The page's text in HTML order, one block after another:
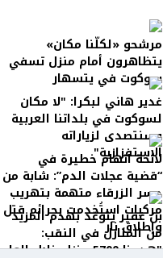
مرشحو «لكلّنا مكان»
يتظاهرون أمام منزل تسفي
سوكوت في يتسهار
غدير هاني لبكرا: "لا مكان
لسوكوت في بلداتنا العربية
وسنتصدى لزياراته
الاستفزازية"
لائحة اتهام خطيرة في
“قضية عجلات الدم”: شابة من
جسر الزرقاء متهمة بتهريب
مركبات استُخدمت بجرائم قتل
وإطلاق نار
بن غفير يتوعّد بهدم المزيد
من المنازل في النقب:
"هدمنا 5700 منزل خلال العام